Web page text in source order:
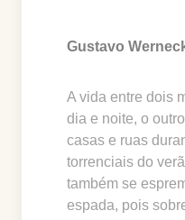
Gustavo
A vida entre dois
dia e noite, o
casas e ruas
torrenciais do
também se
espada, pois